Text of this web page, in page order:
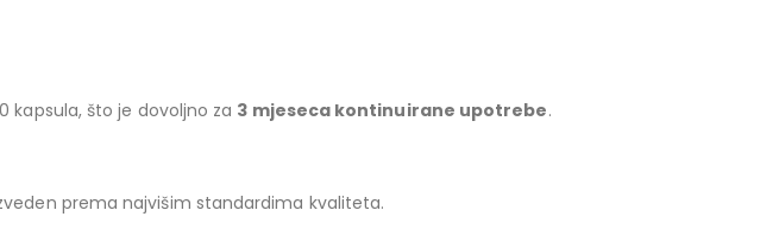
kapsula, što je dovoljno za 3 mjeseca kontinuirane upotrebe.
prema najvišim standardima kvaliteta.